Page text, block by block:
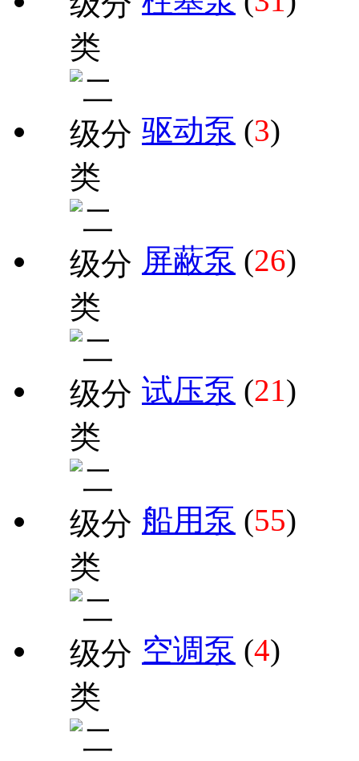
驱动泵 (3)
屏蔽泵 (26)
试压泵 (21)
船用泵 (55)
空调泵 (4)